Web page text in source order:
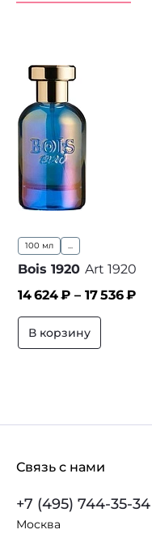
100 мл
Bois 1920 Art 1920
14 624₽ – 17 536₽
В корзину
Связь с нами
+7 (495) 744-35-34
Москва